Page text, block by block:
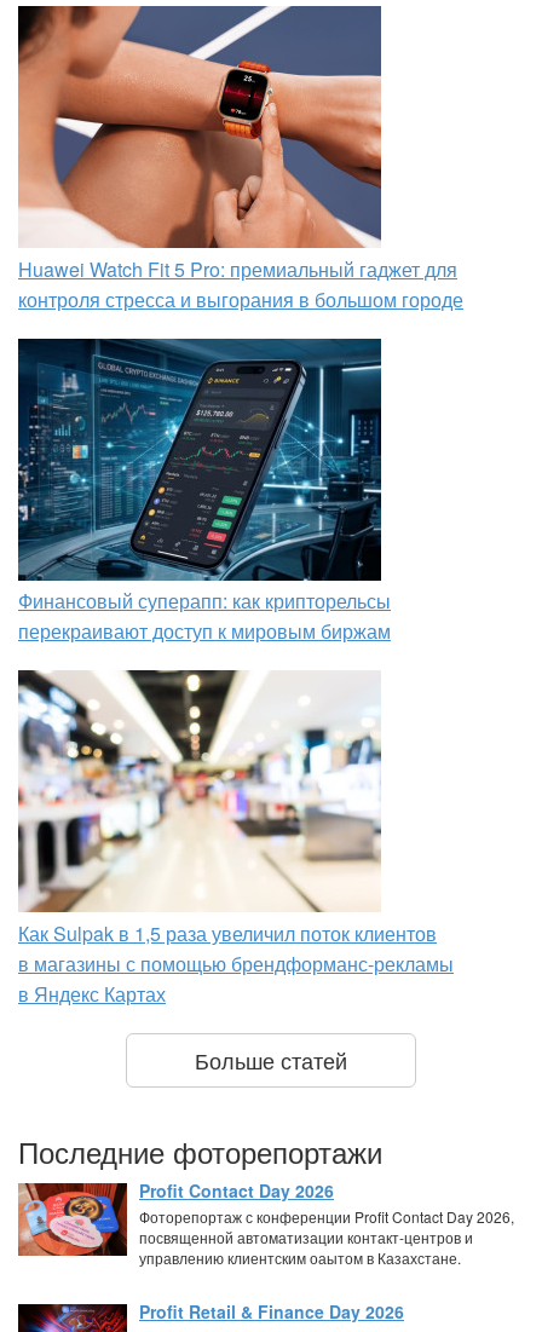
Huawei Watch Fit 5 Pro: премиальный гаджет для
контроля стресса и выгорания в большом городе
Финансовый суперапп: как крипторельсы
перекраивают доступ к мировым биржам
Как Sulpak в 1,5 раза увеличил поток клиентов
в магазины с помощью брендформанс-рекламы
в Яндекс Картах
Больше статей
Последние фоторепортажи
Profit Contact Day 2026
Фоторепортаж с конференции Profit Contact Day 2026,
посвященной автоматизации контакт-центров и
управлению клиентским оаытом в Казахстане.
Profit Retail & Finance Day 2026